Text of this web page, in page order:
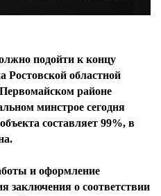
подойти к концу
Ростовской областной
районе
минстрое сегодня
составляет 99%, в
и оформление
заключения о соответствии